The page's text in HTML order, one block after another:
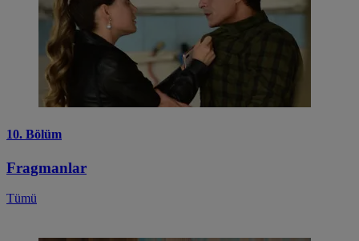
10. Bölüm
Fragmanlar
Tümü